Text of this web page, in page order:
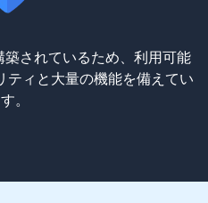
されているため、利用可能
ティと大量の機能を備えてい
。